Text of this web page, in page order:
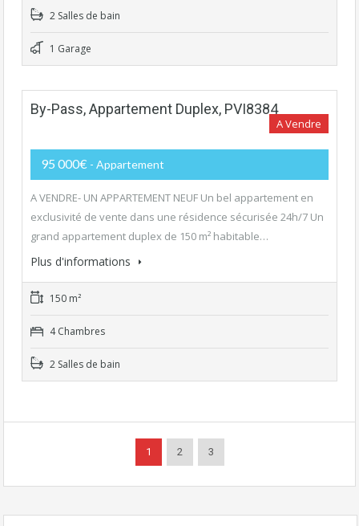
2 Salles de bain
1 Garage
By-Pass, Appartement Duplex, PVI8384
A Vendre
95 000€ - Appartement
A VENDRE- UN APPARTEMENT NEUF Un bel appartement en
exclusivité de vente dans une résidence sécurisée 24h/7 Un
grand appartement duplex de 150 m² habitable…
Plus d'informations
150 m²
4 Chambres
2 Salles de bain
1 2 3